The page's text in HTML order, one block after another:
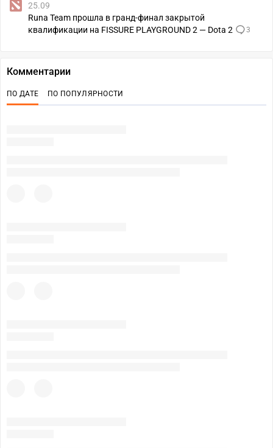
25.09
Runa Team прошла в гранд-финал закрытой
квалификации на FISSURE PLAYGROUND 2 — Dota 2
3
Комментарии
ПО ДАТЕ ПО ПОПУЛЯРНОСТИ